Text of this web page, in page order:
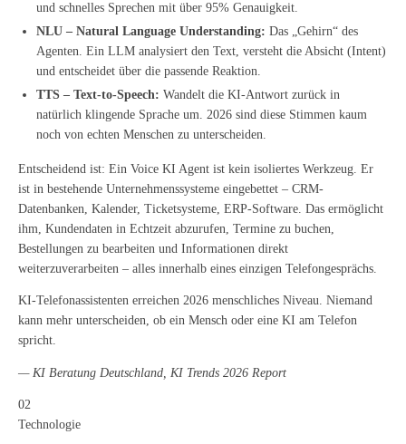
und schnelles Sprechen mit über 95% Genauigkeit.
NLU – Natural Language Understanding: Das „Gehirn“ des
Agenten. Ein LLM analysiert den Text, versteht die Absicht (Intent)
und entscheidet über die passende Reaktion.
TTS – Text-to-Speech: Wandelt die KI-Antwort zurück in
natürlich klingende Sprache um. 2026 sind diese Stimmen kaum
noch von echten Menschen zu unterscheiden.
Entscheidend ist: Ein Voice KI Agent ist kein isoliertes Werkzeug. Er
ist in bestehende Unternehmenssysteme eingebettet – CRM-
Datenbanken, Kalender, Ticketsysteme, ERP-Software. Das ermöglicht
ihm, Kundendaten in Echtzeit abzurufen, Termine zu buchen,
Bestellungen zu bearbeiten und Informationen direkt
weiterzuverarbeiten – alles innerhalb eines einzigen Telefongesprächs.
KI-Telefonassistenten erreichen 2026 menschliches Niveau. Niemand
kann mehr unterscheiden, ob ein Mensch oder eine KI am Telefon
spricht.
— KI Beratung Deutschland, KI Trends 2026 Report
02
Technologie